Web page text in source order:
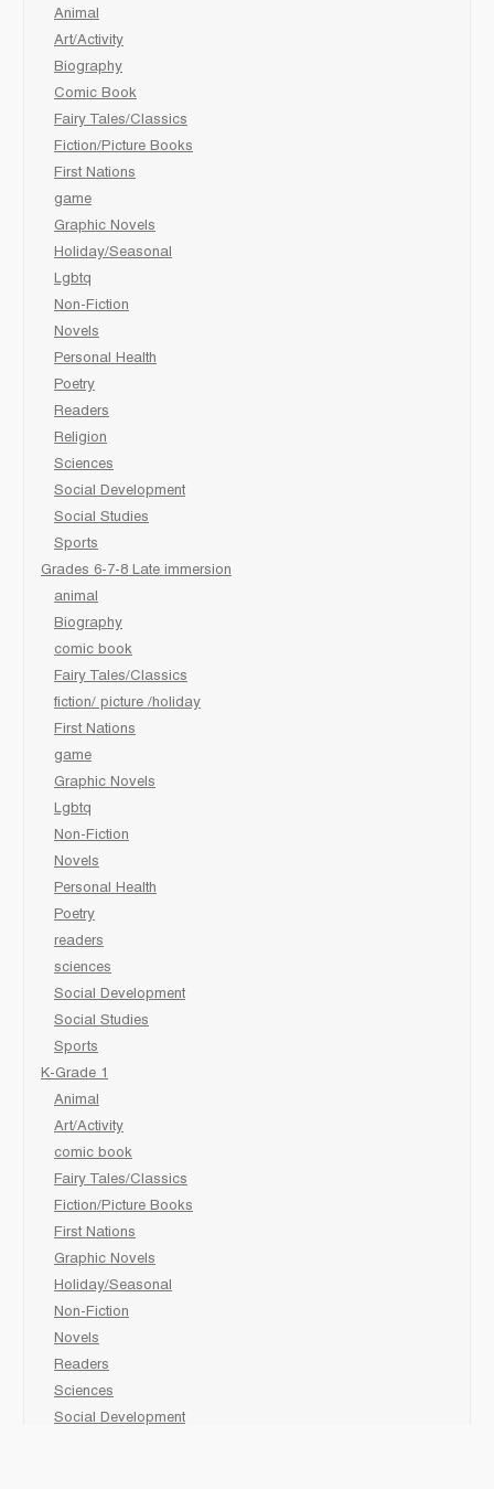
Animal
Art/Activity
Biography
Comic Book
Fairy Tales/Classics
Fiction/Picture Books
First Nations
game
Graphic Novels
Holiday/Seasonal
Lgbtq
Non-Fiction
Novels
Personal Health
Poetry
Readers
Religion
Sciences
Social Development
Social Studies
Sports
Grades 6-7-8 Late immersion
animal
Biography
comic book
Fairy Tales/Classics
fiction/ picture /holiday
First Nations
game
Graphic Novels
Lgbtq
Non-Fiction
Novels
Personal Health
Poetry
readers
sciences
Social Development
Social Studies
Sports
K-Grade 1
Animal
Art/Activity
comic book
Fairy Tales/Classics
Fiction/Picture Books
First Nations
Graphic Novels
Holiday/Seasonal
Non-Fiction
Novels
Readers
Sciences
Social Development